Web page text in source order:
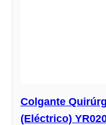
Colgante
(Eléctrico)